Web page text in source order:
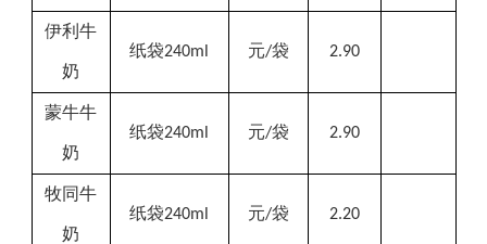
伊利 牛
奶
纸袋240ml 元/袋 2.90
蒙牛牛
奶
纸袋240ml 元/袋 2.90
牧同牛
奶
纸袋240ml 元/袋 2.20